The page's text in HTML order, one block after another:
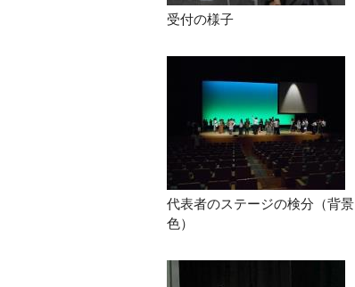
受付の様子
代表者のステージの検分（背景
色）